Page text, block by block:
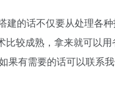
的话不仅要从处理各
较成熟，拿来就可以
有需要的话可以联系我